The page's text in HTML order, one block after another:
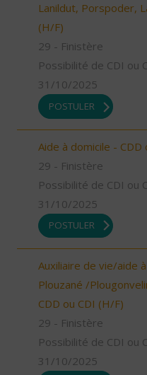
Lanildut, Porspoder,
(H/F)
29 - Finistère
Possibilité de CDI ou
31/10/2025
POSTULER
Aide à domicile - CDD
29 - Finistère
Possibilité de CDI ou
31/10/2025
POSTULER
Auxiliaire de vie/aide
Plouzané /
CDD ou CDI (H/F)
29 - Finistère
Possibilité de CDI ou
31/10/2025